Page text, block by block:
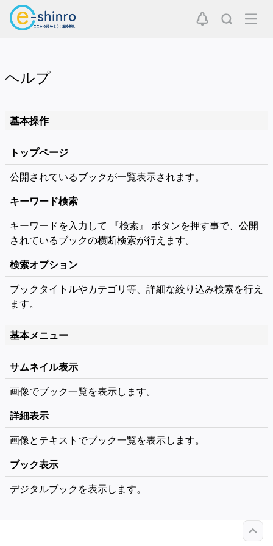
ヘルプ
基本操作
トップページ
公開されているブックが一覧表示されます。
キーワード検索
キーワードを入力して 『検索』 ボタンを押す事で、公開
されているブックの横断検索が行えます。
検索オプション
ブックタイトルやカテゴリ等、詳細な絞り込み検索を行え
ます。
基本メニュー
サムネイル表示
画像でブック一覧を表示します。
詳細表示
画像とテキストでブック一覧を表示します。
ブック表示
デジタルブックを表示します。